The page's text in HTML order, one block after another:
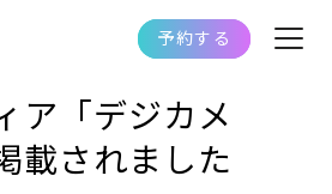
予約する
ア「デジカメ
載されました